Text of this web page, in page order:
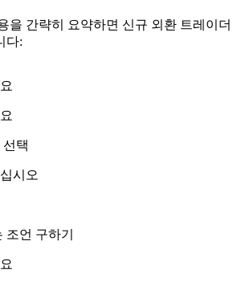
을 간략히 요약하면 신규 외환 트레이더
다:
택
시오
조언 구하기